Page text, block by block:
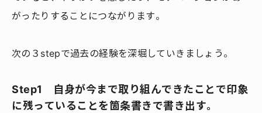
がったりすることにつながります。
次の３stepで過去の経験を深堀していきましょう。
Step1 自身が今まで取り組んできたことで印象
に残っていることを箇条書きで書き出す。